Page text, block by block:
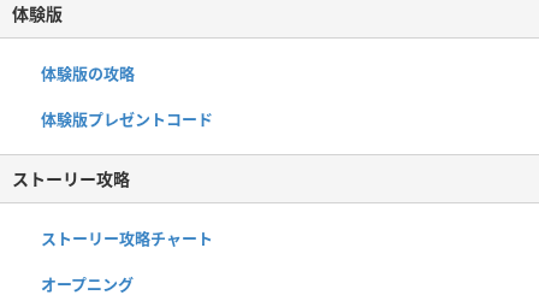
体験版
体験版の攻略
体験版プレゼントコード
ストーリー攻略
ストーリー攻略チャート
オープニング